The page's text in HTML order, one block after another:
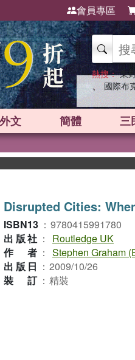
會員專區
熱搜： 東
、 國際布
外文 簡體 三
Disrupted Cities:
ISBN13 ： 9780415991780
出版社 ：
Routledge UK
作者 ： Stephen Graham
出版日 ： 2009/10/26
裝訂 ： 精裝